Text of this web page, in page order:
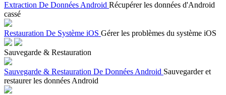
Extraction De Données Android Récupérer les données d'Android
cassé
Restauration De Système iOS Gérer les problèmes du système iOS
Sauvegarde & Restauration
Sauvegarde & Restauration De Données Android Sauvegarder et
restaurer les données Android